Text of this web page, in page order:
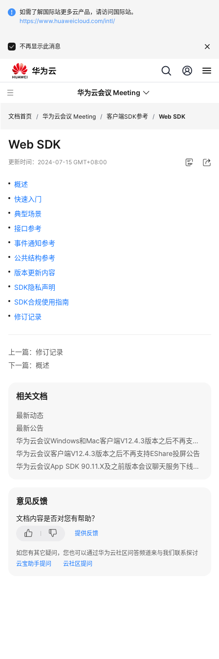
如需了解国际站更多云产品，请访问国际站。
https://www.huaweicloud.com/intl/
不再显示此消息
华为云会议 Meeting
最
新
态
服
务
公
告
产
品
介
绍
计
费
购
南
速
入
门
员
南
频
会
文档首页 / 华为云会议 Meeting / 客户端SDK参考 / Web SDK
Web SDK
更新时间： 2024-07-15 GMT+08:00
概述
快速入门
典型场景
接口参考
事件通知参考
公共结构参考
版本更新内容
SDK隐私声明
SDK合规使用指南
修订记录
上一篇：修订记录
下一篇：概述
相关文档
最新动态
最新公告
华为云会议Windows和Mac客户端V12.4.3版本之后不再支持IdeaShare投屏公告
华为云会议客户端V12.4.3版本之后不再支持EShare投屏公告
华为云会议App SDK 90.11.X及之前版本会议聊天服务下线公告
意见反馈
文档内容是否对您有帮助？
提供反馈
如您有其它疑问，您也可以通过华为云社区问答频道来与我们联系探讨
云宝助手提问
云社区提问